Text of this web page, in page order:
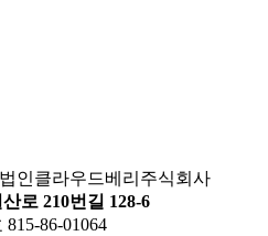
인클라우드베리주식회사
로 210번길 128-6
86-01064